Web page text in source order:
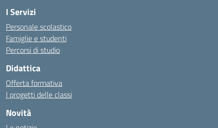
I Servizi
Personale scolastico
Famiglie e studenti
Percorsi di studio
Didattica
Offerta formativa
I progetti delle classi
Novità